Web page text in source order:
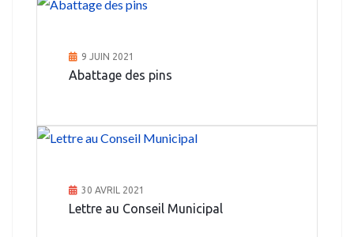
9 JUIN 2021
Abattage des pins
30 AVRIL 2021
Lettre au Conseil Municipal